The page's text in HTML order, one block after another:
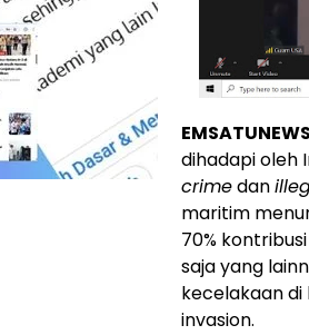
dihadapi oleh
crimedan
maritim
70%
saja yang
kecelakaan di
invasion.